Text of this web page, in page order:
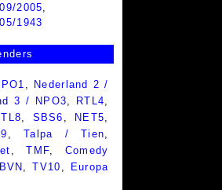
2005
1943
Nederland 2 /
3 / NPO3 RTL4
SBS6 NET5
,Talpa / Tien
,TMF
Comedy
BVN ,TV10
Europa